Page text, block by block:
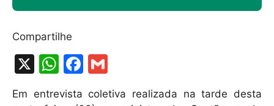
Compartilhe
X
W
h
F
m
Em entrevista coletiva realizada na tarde desta